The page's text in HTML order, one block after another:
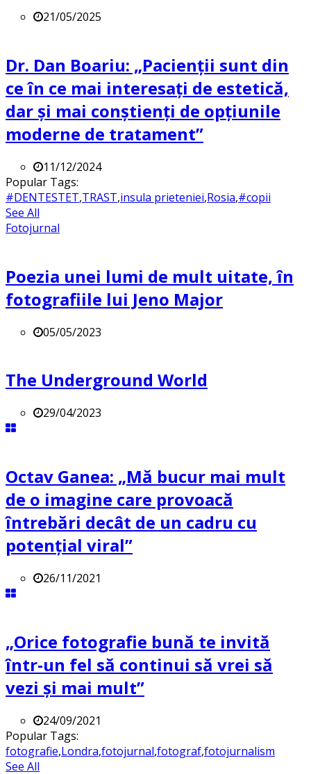
21/05/2025
Dr. Dan Boariu: „Pacienții sunt din
ce în ce mai interesați de estetică,
dar și mai conștienți de opțiunile
moderne de tratament”
11/12/2024
Popular Tags:
#DENTESTET,TRAST,insula prieteniei,Rosia,#copii
See All
Fotojurnal
Poezia unei lumi de mult uitate, în
fotografiile lui Jeno Major
05/05/2023
The Underground World
29/04/2023
Octav Ganea: „Mă bucur mai mult
de o imagine care provoacă
întrebări decât de un cadru cu
potenţial viral”
26/11/2021
„Orice fotografie bună te invită
într-un fel să continui să vrei să
vezi și mai mult”
24/09/2021
Popular Tags:
fotografie,Londra,fotojurnal,fotograf,fotojurnalism
See All